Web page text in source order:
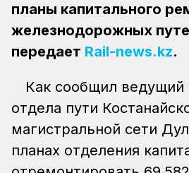
планы капитального
железнодорожных
передает Rail-news.kz.
Как сообщил ведущий
отдела пути
магистральной сети
планах отделения